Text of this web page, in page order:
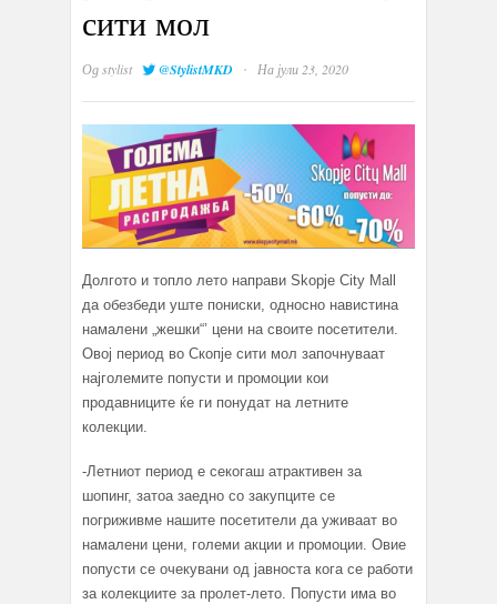
сити мол
Одstylist @StylistMKD · На јули 23, 2020
Долгото и топло лето направи Skopje City Mall
да обезбеди уште пониски, односно навистина
намалени „жешки“’ цени на своите посетители.
Овој период во Скопје сити мол започнуваат
најголемите попусти и промоции кои
продавниците ќе ги понудат на летните
колекции.
-Летниот период е секогаш атрактивен за
шопинг, затоа заедно со закупците се
погриживме нашите посетители да уживаат во
намалени цени, големи акции и промоции. Овие
попусти се очекувани од јавноста кога се работи
за колекциите за пролет-лето. Попусти има во